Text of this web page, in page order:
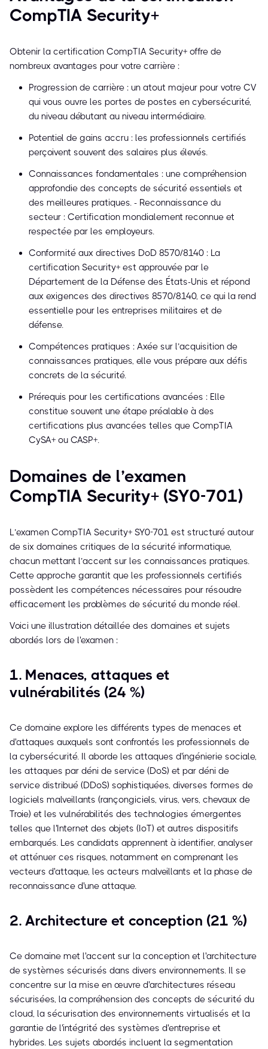
CompTIA Security+
Obtenir la certification CompTIA Security+ offre de
nombreux avantages pour votre carrière :
Progression de carrière : un atout majeur pour votre CV
qui vous ouvre les portes de postes en cybersécurité,
du niveau débutant au niveau intermédiaire.
Potentiel de gains accru : les professionnels certifiés
perçoivent souvent des salaires plus élevés.
Connaissances fondamentales : une compréhension
approfondie des concepts de sécurité essentiels et
des meilleures pratiques. - Reconnaissance du
secteur : Certification mondialement reconnue et
respectée par les employeurs.
Conformité aux directives DoD 8570/8140 : La
certification Security+ est approuvée par le
Département de la Défense des États-Unis et répond
aux exigences des directives 8570/8140, ce qui la rend
essentielle pour les entreprises militaires et de
défense.
Compétences pratiques : Axée sur l’acquisition de
connaissances pratiques, elle vous prépare aux défis
concrets de la sécurité.
Prérequis pour les certifications avancées : Elle
constitue souvent une étape préalable à des
certifications plus avancées telles que CompTIA
CySA+ ou CASP+.
Domaines de l’examen
CompTIA Security+ (SY0-701)
L’examen CompTIA Security+ SY0-701 est structuré autour
de six domaines critiques de la sécurité informatique,
chacun mettant l’accent sur les connaissances pratiques.
Cette approche garantit que les professionnels certifiés
possèdent les compétences nécessaires pour résoudre
efficacement les problèmes de sécurité du monde réel.
Voici une illustration détaillée des domaines et sujets
abordés lors de l'examen :
1. Menaces, attaques et
vulnérabilités (24 %)
Ce domaine explore les différents types de menaces et
d'attaques auxquels sont confrontés les professionnels de
la cybersécurité. Il aborde les attaques d'ingénierie sociale,
les attaques par déni de service (DoS) et par déni de
service distribué (DDoS) sophistiquées, diverses formes de
logiciels malveillants (rançongiciels, virus, vers, chevaux de
Troie) et les vulnérabilités des technologies émergentes
telles que l'Internet des objets (IoT) et autres dispositifs
embarqués. Les candidats apprennent à identifier, analyser
et atténuer ces risques, notamment en comprenant les
vecteurs d'attaque, les acteurs malveillants et la phase de
reconnaissance d'une attaque.
2. Architecture et conception (21 %)
Ce domaine met l'accent sur la conception et l'architecture
de systèmes sécurisés dans divers environnements. Il se
concentre sur la mise en œuvre d'architectures réseau
sécurisées, la compréhension des concepts de sécurité du
cloud, la sécurisation des environnements virtualisés et la
garantie de l'intégrité des systèmes d'entreprise et
hybrides. Les sujets abordés incluent la segmentation